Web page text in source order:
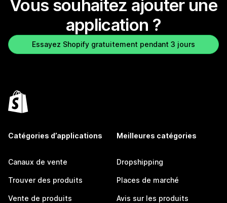
Vous souhaitez ajouter une
application ?
Essayez Shopify gratuitement pendant 3 jours
Catégories d’applications
Canaux de vente
Trouver des produits
Vente de produits
Meilleures catégories
Dropshipping
Places de marché
Avis sur les produits